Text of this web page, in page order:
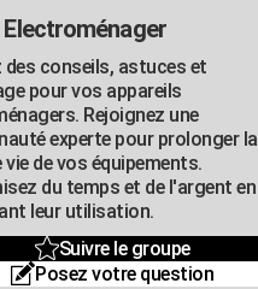
Electroménager
des conseils, astuces et
pour vos appareils
Rejoignez une
experte pour prolonger la
vie de vos équipements.
du temps et de l'argent en
leur utilisation.
Suivre le groupe
Posez votre question